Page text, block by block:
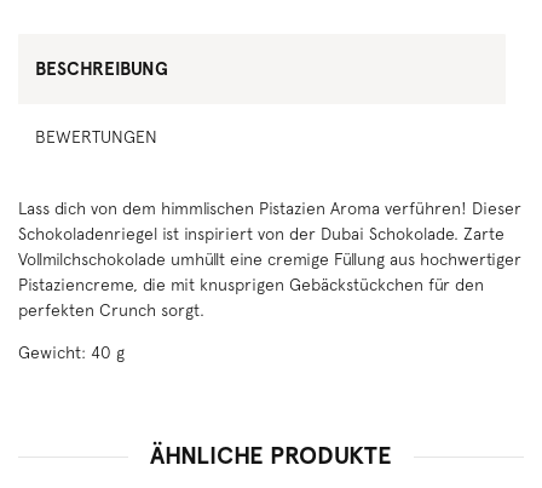
BESCHREIBUNG
BEWERTUNGEN
Lass dich von dem himmlischen Pistazien Aroma verführen! Dieser
Schokoladenriegel ist inspiriert von der Dubai Schokolade. Zarte
Vollmilchschokolade umhüllt eine cremige Füllung aus hochwertiger
Pistaziencreme, die mit knusprigen Gebäckstückchen für den
perfekten Crunch sorgt.
Gewicht: 40 g
ÄHNLICHE PRODUKTE